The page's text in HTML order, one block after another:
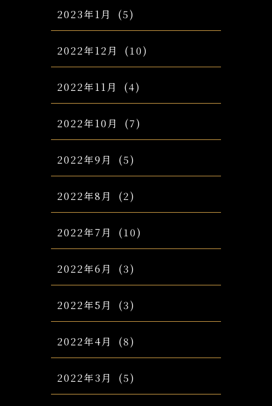
2023年1月 (5)
2022年12月 (10)
2022年11月 (4)
2022年10月 (7)
2022年9月 (5)
2022年8月 (2)
2022年7月 (10)
2022年6月 (3)
2022年5月 (3)
2022年4月 (8)
2022年3月 (5)